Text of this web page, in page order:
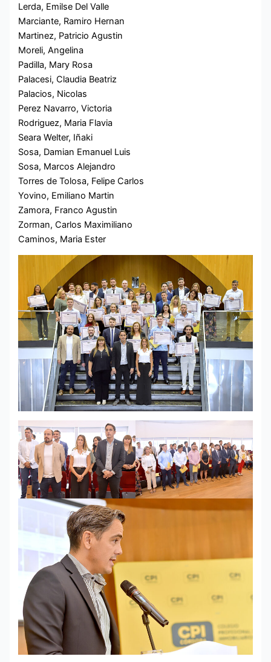
Lerda, Emilse Del Valle
Marciante, Ramiro Hernan
Martinez, Patricio Agustin
Moreli, Angelina
Padilla, Mary Rosa
Palacesi, Claudia Beatriz
Palacios, Nicolas
Perez Navarro, Victoria
Rodriguez, Maria Flavia
Seara Welter, Iñaki
Sosa, Damian Emanuel Luis
Sosa, Marcos Alejandro
Torres de Tolosa, Felipe Carlos
Yovino, Emiliano Martin
Zamora, Franco Agustin
Zorman, Carlos Maximiliano
Caminos, Maria Ester